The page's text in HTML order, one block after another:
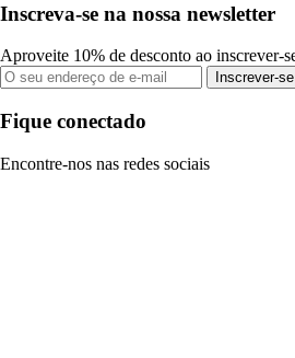
Inscreva-se na nossa newsletter
Aproveite 10% de desconto ao inscrever-
Inscrever-se
Fique conectado
Encontre-nos nas redes sociais